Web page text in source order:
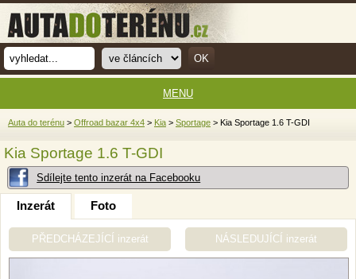
Auta do terénu > Offroad bazar 4x4 > Kia > Sportage > Kia Sportage 1.6 T-GDI
Kia Sportage 1.6 T-GDI
Sdílejte tento inzerát na Facebooku
Inzerát Foto
PŘEDCHÁZEJÍCÍ inzerát NÁSLEDUJÍCÍ inzerát
MENU